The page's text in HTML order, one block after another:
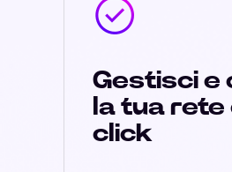
Gestisci e
la tua rete
click